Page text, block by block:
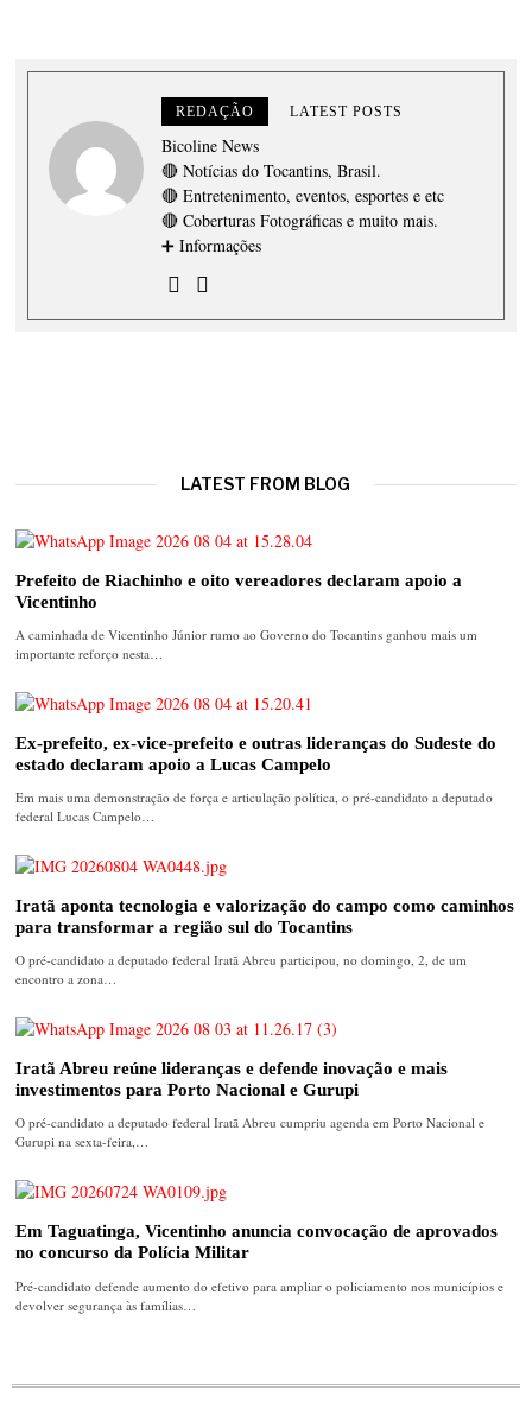
REDAÇÃO LATEST POSTS
Bicoline News
🔴 Notícias do Tocantins, Brasil.
🔴 Entretenimento, eventos, esportes e etc
🔴 Coberturas Fotográficas e muito mais.
➕ Informações
LATEST FROM BLOG
Prefeito de Riachinho e oito vereadores declaram apoio a
Vicentinho
A caminhada de Vicentinho Júnior rumo ao Governo do Tocantins ganhou mais um
importante reforço nesta…
Ex-prefeito, ex-vice-prefeito e outras lideranças do Sudeste do
estado declaram apoio a Lucas Campelo
Em mais uma demonstração de força e articulação política, o pré-candidato a deputado
federal Lucas Campelo…
Iratã aponta tecnologia e valorização do campo como caminhos
para transformar a região sul do Tocantins
O pré-candidato a deputado federal Iratã Abreu participou, no domingo, 2, de um
encontro a zona…
Iratã Abreu reúne lideranças e defende inovação e mais
investimentos para Porto Nacional e Gurupi
O pré-candidato a deputado federal Iratã Abreu cumpriu agenda em Porto Nacional e
Gurupi na sexta-feira,…
Em Taguatinga, Vicentinho anuncia convocação de aprovados
no concurso da Polícia Militar
Pré-candidato defende aumento do efetivo para ampliar o policiamento nos municípios e
devolver segurança às famílias…